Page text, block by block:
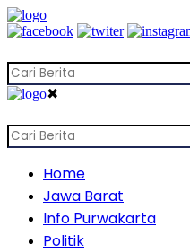
✖
Home
Jawa Barat
Info Purwakarta
Politik